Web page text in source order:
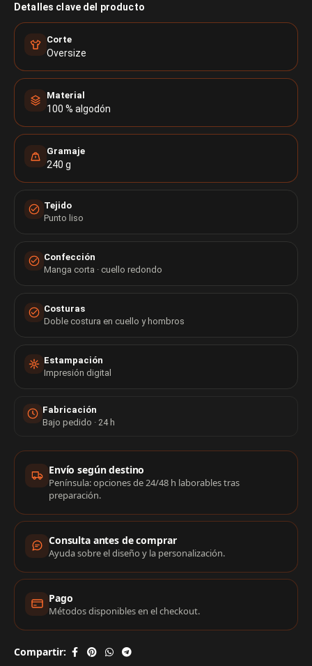
Detalles clave del producto
Corte
Oversize
Material
100 % algodón
Gramaje
240 g
Tejido
Punto liso
Confección
Manga corta · cuello redondo
Costuras
Doble costura en cuello y hombros
Estampación
Impresión digital
Fabricación
Bajo pedido · 24 h
Información de compra
Envío según destino
Península: opciones de 24/48 h laborables tras
preparación.
Consulta antes de comprar
Ayuda sobre el diseño y la personalización.
Pago
Métodos disponibles en el checkout.
Compartir: